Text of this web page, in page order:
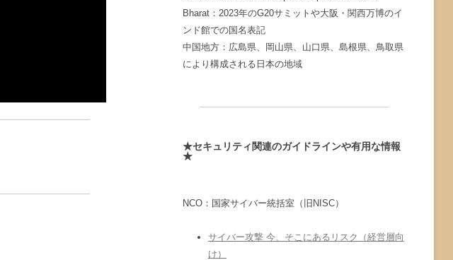
Bharat：2023年のG20サミットや大阪・関西万博のイ
ンド館での国名表記
中国地方：広島県、岡山県、山口県、島根県、鳥取県
により構成される日本の地域
★セキュリティ関連のガイドラインや有用な情報
★
NCO：国家サイバー統括室（旧NISC）
サイバー攻撃 今、そこにあるリスク（経営層向
け）